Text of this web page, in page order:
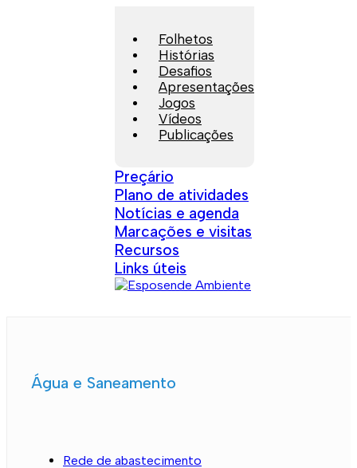
Folhetos
Histórias
Desafios
Apresentações
Jogos
Vídeos
Publicações
Preçário
Plano de atividades
Notícias e agenda
Marcações e visitas
Recursos
Links úteis
Água e Saneamento
Rede de abastecimento